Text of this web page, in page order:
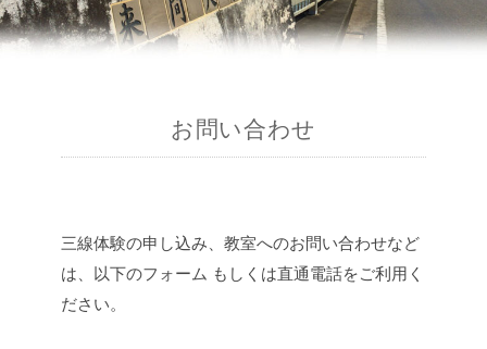
お問い合わせ
三線体験の申し込み、教室へのお問い合わせなど
は、以下のフォーム もしくは直通電話をご利用く
ださい。